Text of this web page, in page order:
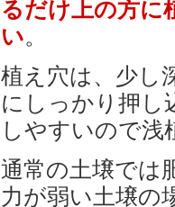
るだけ上の方に
い。
植え穴は、少し
にしっかり押し
しやすいので
通常の土壌では
力が弱い土壌の